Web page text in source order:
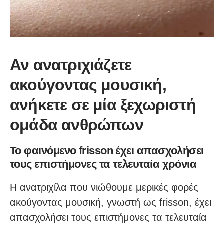
Αν ανατριχιάζετε
ακούγοντας μουσική,
ανήκετε σε μία ξεχωριστή
ομάδα ανθρώπων
Το φαινόμενο frisson έχει απασχολήσει
τους επιστήμονες τα τελευταία χρόνια
Η ανατριχίλα που νιώθουμε μερικές φορές
ακούγοντας μουσική, γνωστή ως frisson, έχει
απασχολήσει τους επιστήμονες τα τελευταία